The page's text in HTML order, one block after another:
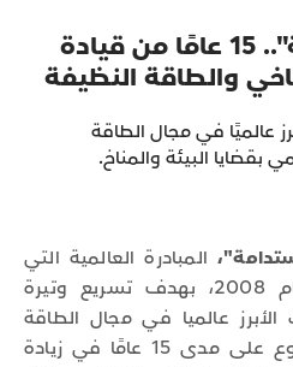
"أبوظبي للاستدامة".. 15 عامًا من قيادة
والطاقة النظيفة
عالميًا في مجال الطاقة
بقضايا البيئة والمناخ.
المبادرة العالمية التي
أطلقتها دولة الإمارات عام 2008، بهدف تسريع وتيرة
الأبرز عالميا في مجال الطاقة
المتجددة، إذ أسهم الأسبوع على مدى 15 عامًا في زيادة